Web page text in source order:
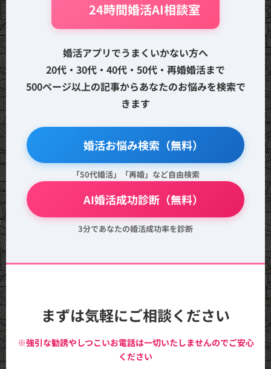
🤖 24時間婚活AI相談室
婚活アプリでうまくいかない方へ
20代・30代・40代・50代・再婚婚活まで
500ページ以上の記事からあなたのお悩みを検索で
きます
🔍 婚活お悩み検索（無料）
「50代婚活」「再婚」など自由検索
💖 AI婚活成功診断（無料）
3分であなたの婚活成功率を診断
まずは気軽にご相談ください
※強引な勧誘やしつこいお電話は一切いたしませんのでご安心
ください